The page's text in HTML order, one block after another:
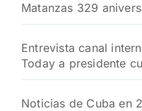
Matanzas 329
Entrevista canal
Today a presidente
Noticias de Cuba en